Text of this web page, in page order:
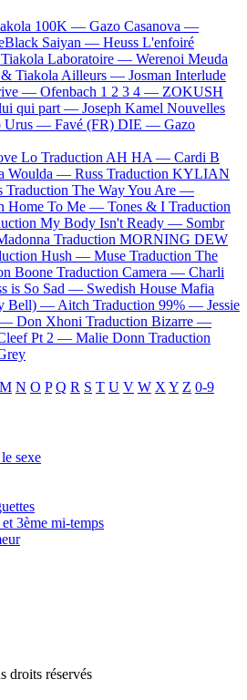
100K — Gazo Casanova —
Saiyan — Heuss L'enfoiré
Tiakola Laboratoire — Werenoi Meuda
Tiakola Ailleurs — Josman Interlude
— Ofenbach 1 2 3 4 — ZOKUSH
qui part — Joseph Kamel Nouvelles
Urus — Favé (FR) DIE — Gazo
Lo Traduction AH HA — Cardi B
Woulda — Russ Traduction KYLIAN
Traduction The Way You Are —
Home To Me — Tones & I Traduction
My Body Isn't Ready — Sombr
Traduction MORNING DEW
Hush — Muse Traduction The
Boone Traduction Camera — Charli
is So Sad — Swedish House Mafia
Bell) — Aitch Traduction 99% — Jessie
— Don Xhoni Traduction Bizarre —
Pt 2 — Malie Donn Traduction
M N O P Q R S T U V W X Y Z 0-9
sexe
3ème mi-temps
droits réservés